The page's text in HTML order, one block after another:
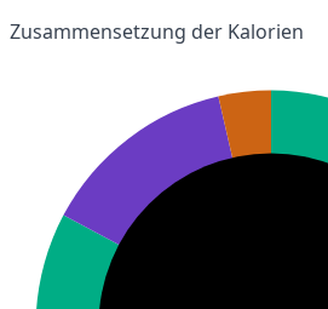
Zusammensetzung der Kalorien